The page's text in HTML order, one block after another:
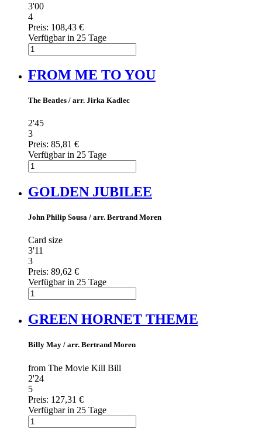
3'00
4
Preis: 108,43 €
Verfügbar in 25 Tage
FROM ME TO YOU
The Beatles / arr. Jirka Kadlec
2'45
3
Preis: 85,81 €
Verfügbar in 25 Tage
GOLDEN JUBILEE
John Philip Sousa / arr. Bertrand Moren
Card size
3'11
3
Preis: 89,62 €
Verfügbar in 25 Tage
GREEN HORNET THEME
Billy May / arr. Bertrand Moren
from The Movie Kill Bill
2'24
5
Preis: 127,31 €
Verfügbar in 25 Tage